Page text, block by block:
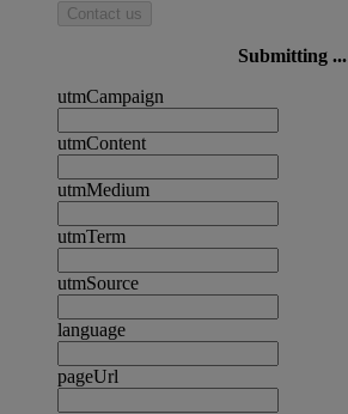
Contact us
Submitting ...
utmCampaign
utmContent
utmMedium
utmTerm
utmSource
language
pageUrl